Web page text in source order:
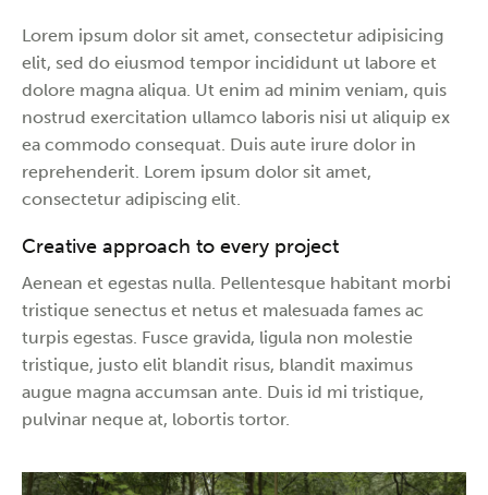
Lorem ipsum dolor sit amet, consectetur adipisicing
elit, sed do eiusmod tempor incididunt ut labore et
dolore magna aliqua. Ut enim ad minim veniam, quis
nostrud exercitation ullamco laboris nisi ut aliquip ex
ea commodo consequat. Duis aute irure dolor in
reprehenderit. Lorem ipsum dolor sit amet,
consectetur adipiscing elit.
Creative approach to every project
Aenean et egestas nulla. Pellentesque habitant morbi
tristique senectus et netus et malesuada fames ac
turpis egestas. Fusce gravida, ligula non molestie
tristique, justo elit blandit risus, blandit maximus
augue magna accumsan ante. Duis id mi tristique,
pulvinar neque at, lobortis tortor.